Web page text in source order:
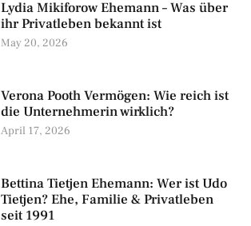
Lydia Mikiforow Ehemann – Was über
ihr Privatleben bekannt ist
May 20, 2026
Verona Pooth Vermögen: Wie reich ist
die Unternehmerin wirklich?
April 17, 2026
Bettina Tietjen Ehemann: Wer ist Udo
Tietjen? Ehe, Familie & Privatleben
seit 1991